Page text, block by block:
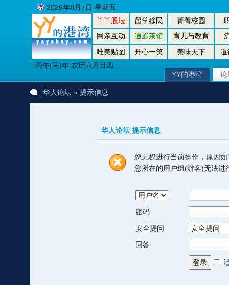
丫丫股坛 留学移民 菁菁校园
网亲互动
逍遥茶馆 育儿与教育
唯美贴图
开心一笑 美味天下
道
丙午(马)年 农历六月廿四
2026年8月7日 星期五
YY的港湾 论
华人论坛» 提示信息
华人论坛 提示信息
您无权进行当前操作，原因如
您所在的用户组(游客)无法进
密码
安全提问
回答
登录